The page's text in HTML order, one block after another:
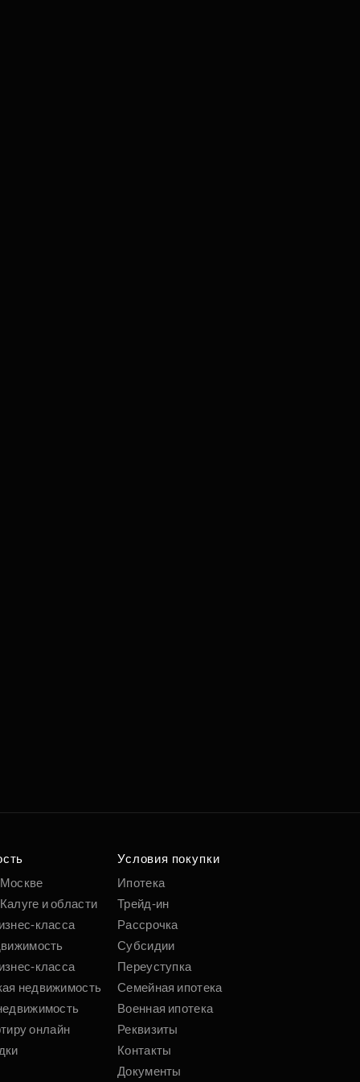
и области
класса
класса
недвижимость
онлайн
Условия покупки
Ипотека
Трейд-ин
Рассрочка
Субсидии
Переуступка
Семейная ипотека
Военная ипотека
Реквизиты
Контакты
Документы